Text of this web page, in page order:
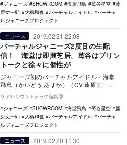
ジャニーズ
SHOWROOM 海堂飛鳥 苺谷星空
藤
原丈一郎
大橋和也 バーチャルアイドル
バーチャ
ルジャニーズプロジェクト
ニュース 2019.02.21 22:08
バーチャルジャニーズ2度目の生配
信！ 海堂は即興芝居、苺谷はプリン
トークと徐々に個性が
ジャニーズ初のバーチャルアイドル・海堂
飛鳥（かいどう あすか）（CV.藤原丈一
郎）と苺谷星空（いちごや かなた）（CV.
大橋和也…
リアルサウンドテック編集部
ジャニーズ
SHOWROOM 海堂飛鳥 苺谷星空
藤
原丈一郎
大橋和也 バーチャルアイドル
バーチャ
ルジャニーズプロジェクト
ニュース 2019.02.20 11:30